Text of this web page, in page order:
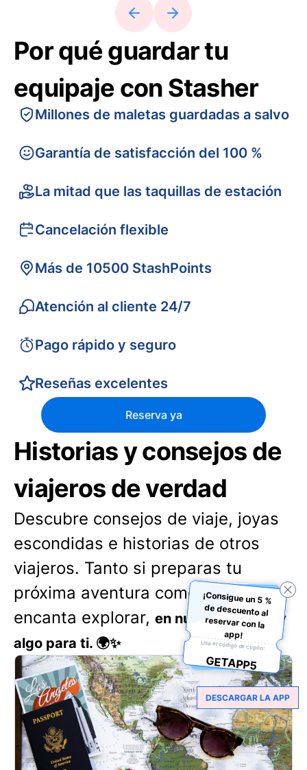
Por qué guardar tu
equipaje con Stasher
Millones de maletas guardadas a salvo
Garantía de satisfacción del 100 %
La mitad que las taquillas de estación
Cancelación flexible
Más de 10500 StashPoints
Atención al cliente 24/7
Pago rápido y seguro
Reseñas excelentes
Reserva ya
Historias y consejos de
viajeros de verdad
Descubre consejos de viaje, joyas
escondidas e historias de otros
viajeros. Tanto si preparas tu
próxima aventura como si te
encanta explorar, en nuestro blog hay
algo para ti. 🌍✨
¡Consigue un 5 %
de descuento al
reservar con la
app!
Usa el código de cupón:
GETAPP5
DESCARGAR LA APP